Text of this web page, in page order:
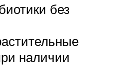
без
наличии